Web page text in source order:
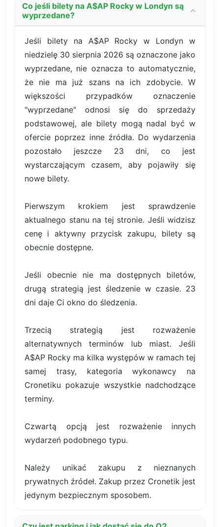
Co jeśli bilety na A$AP Rocky w Londyn są
wyprzedane?
Jeśli bilety na A$AP Rocky w Londyn w
niedzielę 30 sierpnia 2026 są oznaczone jako
wyprzedane, nie oznacza to automatycznie,
że nie ma już szans na ich zdobycie. W
większości przypadków oznaczenie
"wyprzedane" odnosi się do sprzedaży
podstawowej, ale bilety mogą nadal być w
ofercie poprzez inne źródła. Do wydarzenia
pozostało jeszcze 23 dni, co jest
wystarczającym czasem, aby pojawiły się
nowe bilety.
Pierwszym krokiem jest sprawdzenie
aktualnego stanu na tej stronie. Jeśli widzisz
cenę i aktywny przycisk zakupu, bilety są
obecnie dostępne.
Jeśli obecnie nie ma dostępnych biletów,
drugą strategią jest śledzenie w czasie. 23
dni daje Ci okno do śledzenia.
Trzecią strategią jest rozważenie
alternatywnych terminów lub miast. Jeśli
A$AP Rocky ma kilka występów w ramach tej
samej trasy, kategoria wykonawcy na
Cronetiku pokazuje wszystkie nadchodzące
terminy.
Czwartą opcją jest rozważenie innych
wydarzeń podobnego typu.
Należy unikać zakupu z nieznanych
prywatnych źródeł. Zakup przez Cronetik jest
jedynym bezpiecznym sposobem.